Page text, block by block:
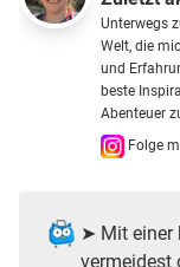
Unterwegs
Welt, die
und
beste
Abenteuer
Folge
➤ Mit einer
vermeidest